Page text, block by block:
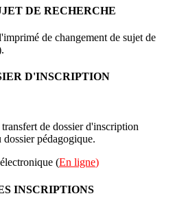
DE RECHERCHE
de changement de sujet de
.
D'INSCRIPTION
de dossier d'inscription
pédagogique.
(En ligne)
INSCRIPTIONS